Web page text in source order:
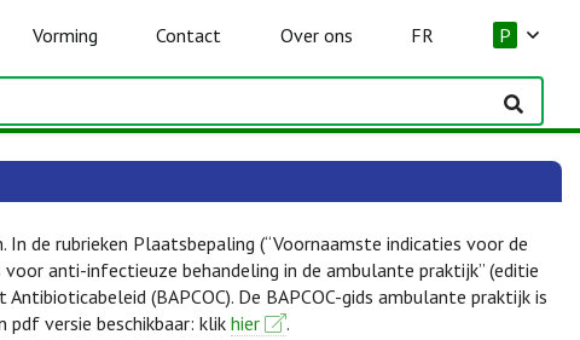
Vorming Contact Over ons FR P
de rubrieken Plaatsbepaling (“Voornaamste indicaties voor de
anti-infectieuze behandeling in de ambulante praktijk” (editie
(BAPCOC). De BAPCOC-gids ambulante praktijk is
pdf versie beschikbaar: klik hier
.